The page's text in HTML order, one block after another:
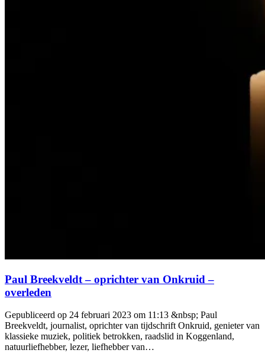
Paul Breekveldt – oprichter van Onkruid –
overleden
Gepubliceerd op 24 februari 2023 om 11:13 &nbsp; Paul
Breekveldt, journalist, oprichter van tijdschrift Onkruid, genieter van
klassieke muziek, politiek betrokken, raadslid in Koggenland,
natuurliefhebber, lezer, liefhebber van…